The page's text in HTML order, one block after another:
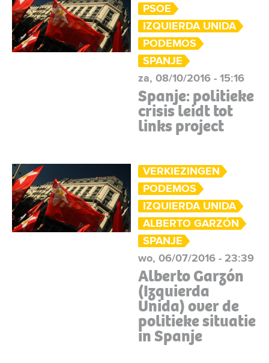
PSOE
IZQUIERDA UNIDA
PODEMOS
SPANJE
za, 08/10/2016 - 15:16
Spanje: politieke
crisis leidt tot
links project
VERKIEZINGEN
PODEMOS
IZQUIERDA UNIDA
ALBERTO GARZÓN
SPANJE
wo, 06/07/2016 - 23:39
Alberto Garzón
(Izquierda
Unida) over de
politieke situatie
in Spanje